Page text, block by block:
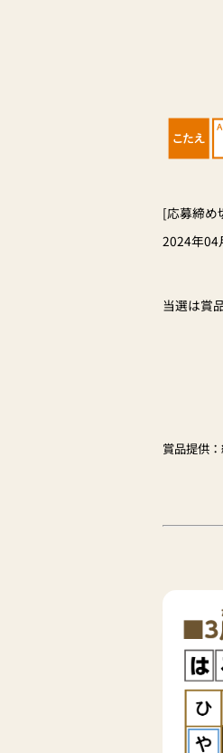
[応募締め
2024年04
当選は賞
賞品提供